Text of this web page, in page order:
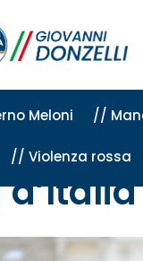
Meloni //
// Violenza rossa
»Pagina 208